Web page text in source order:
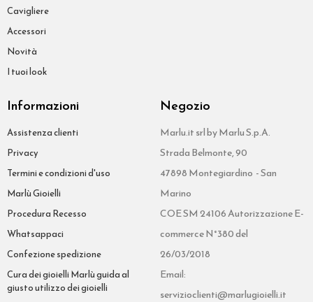
Cavigliere
Accessori
Novità
I tuoi look
Informazioni
Assistenza clienti
Privacy
Termini e condizioni d'uso
Marlù Gioielli
Procedura Recesso
Whatsappaci
Confezione spedizione
Cura dei gioielli Marlù guida al
giusto utilizzo dei gioielli
Negozio
Marlu.it srl by Marlu S.p.A.
Strada Belmonte, 90
47898 Montegiardino - San
Marino
COE SM 24106 Autorizzazione E-
commerce N°380 del
26/03/2018
Email:
servizioclienti@marlugioielli.it